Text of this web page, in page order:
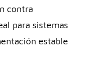
contra
para sistemas
estable